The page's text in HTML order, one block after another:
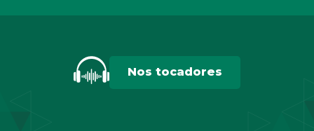
Nos tocadores